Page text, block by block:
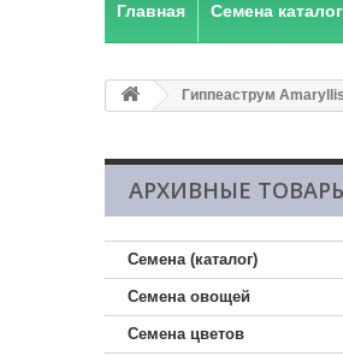
Главная Семена каталог
Гиппеаструм
АРХИВНЫЕ
Семена (каталог)
Семена овощей
Семена цветов